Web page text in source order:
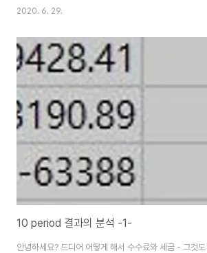
볼까 합니다. 아직까지는 그렇게 의미있는 큰 결과는 없기
균선의 결과를 다 하나로 정리해 주도록 합니다. 그리고
를 해준 결과와 3배를 해준 결과를 한번 비교해 보도록 합
로 나온 계좌의 액수를 가지고서 통계학적 처리를 시작하
터 먼저 들어가도록 합니다. 이렇게 해서 T검정을 했는
단 여기서 나온 결과를 가지고..
2020. 6. 29.
10 period 결과의 분석 -1-
안녕하세요? 드디어 어떻게 해서 수수료와 세금 - 그것도